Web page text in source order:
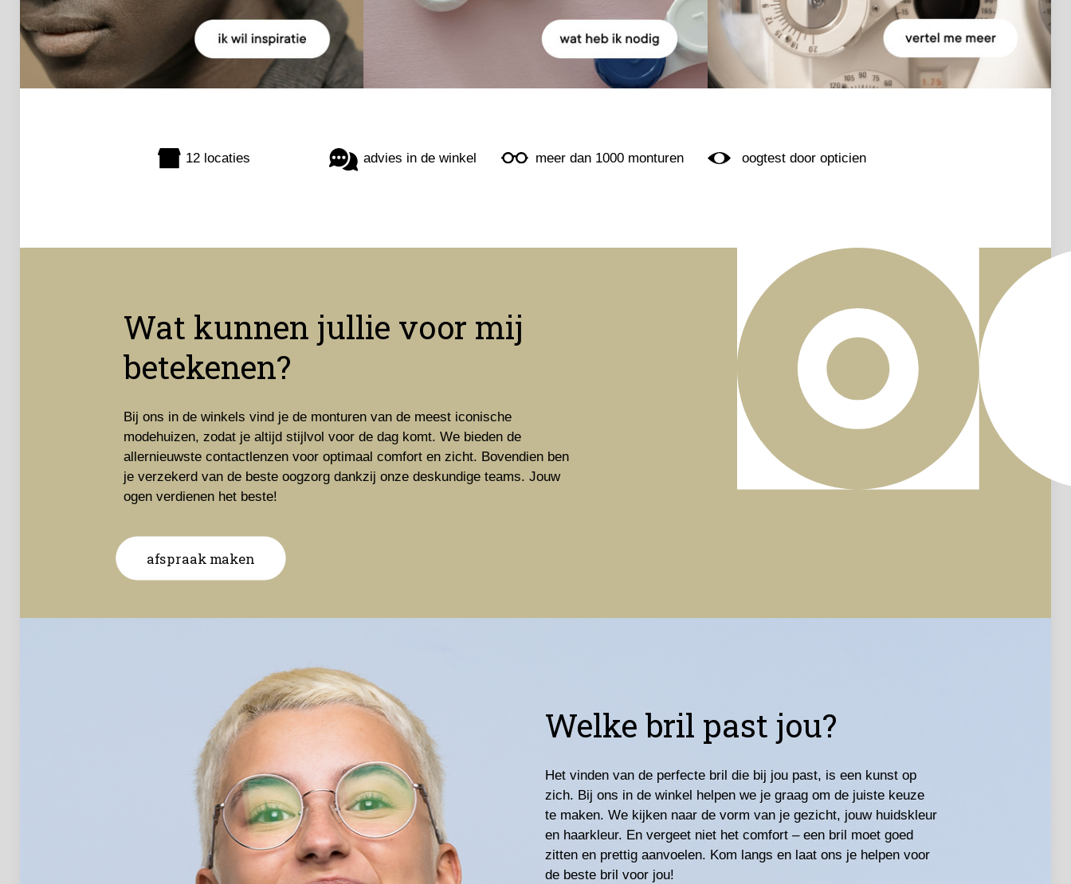
12 locaties advies in de winkel meer dan 1000 monturen oogtest door opticien
Wat kunnen jullie voor mij
betekenen?
Bij ons in de winkels vind je de monturen van de meest iconische
modehuizen, zodat je altijd stijlvol voor de dag komt. We bieden de
allernieuwste contactlenzen voor optimaal comfort en zicht. Bovendien ben
je verzekerd van de beste oogzorg dankzij onze deskundige teams. Jouw
ogen verdienen het beste!
afspraak maken
Welke bril past jou?
Het vinden van de perfecte bril die bij jou past, is een kunst op
zich. Bij ons in de winkel helpen we je graag om de juiste keuze
te maken. We kijken naar de vorm van je gezicht, jouw huidskleur
en haarkleur. En vergeet niet het comfort – een bril moet goed
zitten en prettig aanvoelen. Kom langs en laat ons je helpen voor
de beste bril voor jou!